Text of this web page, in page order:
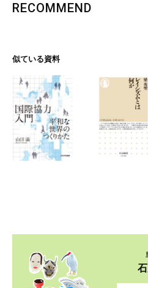
RECOMMEND
似ている資料